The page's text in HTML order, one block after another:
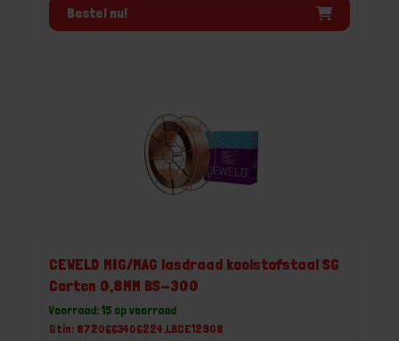
Bestel nu!
CEWELD MIG/MAG lasdraad koolstofstaal SG
Corten 0,8MM BS-300
Voorraad: 15 op voorraad
Gtin: 8720663406224,LBCE12908